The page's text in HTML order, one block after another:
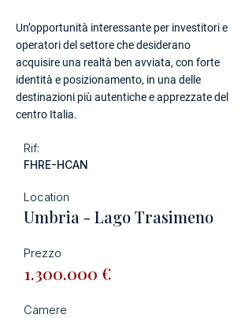
Un’opportunità interessante per investitori e
operatori del settore che desiderano
acquisire una realtà ben avviata, con forte
identità e posizionamento, in una delle
destinazioni più autentiche e apprezzate del
centro Italia.
Rif:
FHRE-HCAN
Location
Umbria - Lago Trasimeno
Prezzo
1.300.000 €
Camere